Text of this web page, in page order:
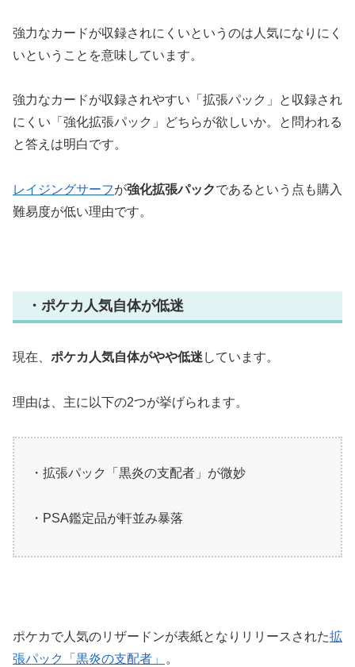
強力なカードが収録されにくいというのは人気になりにく
いということを意味しています。
強力なカードが収録されやすい「拡張パック」と収録され
にくい「強化拡張パック」どちらが欲しいか。と問われる
と答えは明白です。
レイジングサーフが強化拡張パックであるという点も購入
難易度が低い理由です。
・ポケカ人気自体が低迷
現在、 ポケカ人気自体がやや低迷 しています。
理由は、主に以下の2つが挙げられます。
・拡張パック「黒炎の支配者」が微妙
・PSA鑑定品が軒並み暴落
ポケカで人気のリザードンが表紙となりリリースされた拡
張パック「黒炎の支配者」
。